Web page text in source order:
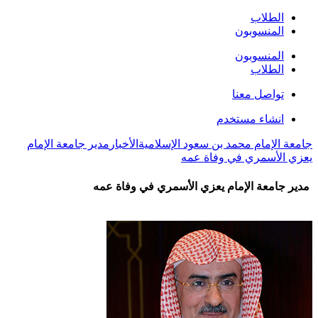
الطلاب
المنسوبون
المنسوبون
الطلاب
تواصل معنا
انشاء مستخدم
جامعة الإمام محمد بن سعود الإسلامية الأخبار مدير جامعة الإمام
يعزي الأسمري في وفاة عمه
مدير جامعة الإمام يعزي الأسمري في وفاة عمه